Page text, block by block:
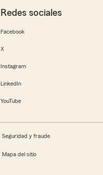
Redes sociales
Facebook
X
Instagram
LinkedIn
YouTube
Seguridad y fraude
Mapa del sitio